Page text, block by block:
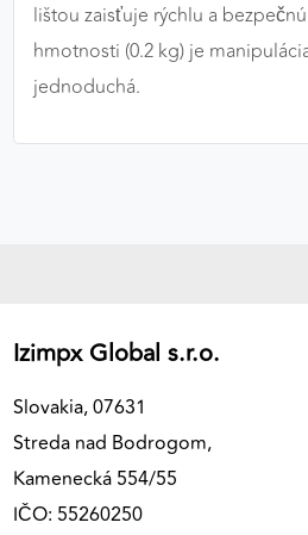
lištou zaisťuje rýchlu a
hmotnosti (0.2 kg) je
jednoduchá.
Izimpx Global s.r.o.
Slovakia, 07631
Streda nad Bodrogom,
Kamenecká 554/55
IČO: 55260250